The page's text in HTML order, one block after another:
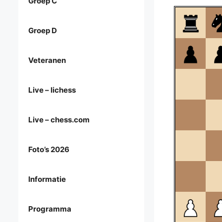
Groep D
Veteranen
Live – lichess
Live – chess.com
Foto’s 2026
Informatie
Programma